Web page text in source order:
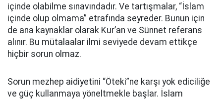
içinde olabilme sınavındadır. Ve tartışmalar, “İslam
içinde olup olmama” etrafında seyreder. Bunun için
de ana kaynaklar olarak Kur’an ve Sünnet referans
alınır. Bu mütalaalar ilmi seviyede devam ettikçe
hiçbir sorun olmaz.
Sorun mezhep aidiyetini “Öteki”ne karşı yok ediciliğe
ve güç kullanmaya yöneltmekle başlar. İslam